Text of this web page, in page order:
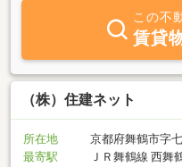
でしたら何なりと御相談くだ
この不
賃貸
（株）住建ネット
所在地
京都府舞鶴市字
最寄駅
ＪＲ舞鶴線 西舞